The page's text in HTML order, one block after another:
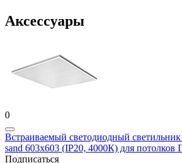
Аксессуары
0
Встраиваемый светодиодный
sand 603х603 (IP20, 4000К) для потолков
Подписаться